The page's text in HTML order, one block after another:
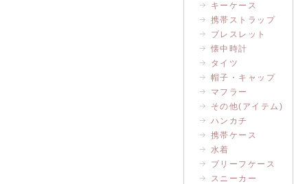
キーケース
携帯ストラップ
ブレスレット
懐中時計
タイツ
帽子・キャップ
マフラー
その他(アイテム)
ハンカチ
携帯ケース
水着
ブリーフケース
スニーカー